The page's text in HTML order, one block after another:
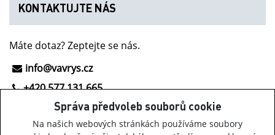
Správa předvoleb souborů cookie
Na našich webových stránkách používáme soubory
KONTAKTUJTE NÁS
Máte dotaz? Zeptejte se nás.
info@vavrys.cz
+420 577 131 665
NOVINKY Z INOV-8